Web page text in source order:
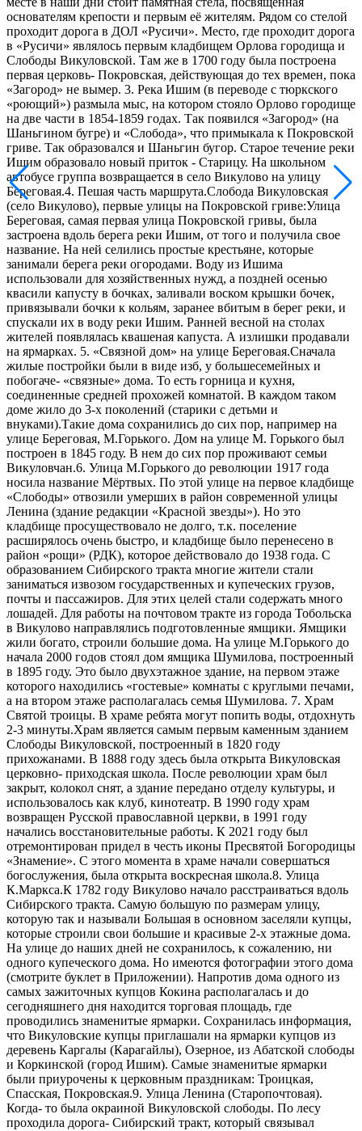
основателям крепости и первым её жителям. Рядом со стелой
проходит дорога в ДОЛ «Русичи». Место, где проходит дорога
в «Русичи» являлось первым кладбищем Орлова городища и
Слободы Викуловской. Там же в 1700 году была построена
первая церковь- Покровская, действующая до тех времен, пока
«Загород» не вымер. 3. Река Ишим (в переводе с тюркского
«роющий») размыла мыс, на котором стояло Орлово городище
на две части в 1854-1859 годах. Так появился «Загород» (на
Шаньгином бугре) и «Слобода», что примыкала к Покровской
гриве. Так образовался и Шаньгин бугор. Старое течение реки
Ишим образовало новый приток - Старицу. На школьном
автобусе группа возвращается в село Викулово на улицу
Береговая.4. Пешая часть маршрута.Слобода Викуловская
(село Викулово), первые улицы на Покровской гриве:Улица
Береговая, самая первая улица Покровской гривы, была
застроена вдоль берега реки Ишим, от того и получила свое
название. На ней селились простые крестьяне, которые
занимали берега реки огородами. Воду из Ишима
использовали для хозяйственных нужд, а поздней осенью
квасили капусту в бочках, заливали воском крышки бочек,
привязывали бочки к кольям, заранее вбитым в берег реки, и
спускали их в воду реки Ишим. Ранней весной на столах
жителей появлялась квашеная капуста. А излишки продавали
на ярмарках. 5. «Связной дом» на улице Береговая.Сначала
жилые постройки были в виде изб, у большесемейных и
побогаче- «связные» дома. То есть горница и кухня,
соединенные средней прохожей комнатой. В каждом таком
доме жило до 3-х поколений (старики с детьми и
внуками).Такие дома сохранились до сих пор, например на
улице Береговая, М.Горького. Дом на улице М. Горького был
построен в 1845 году. В нем до сих пор проживают семьи
Викуловчан.6. Улица М.Горького до революции 1917 года
носила название Мёртвых. По этой улице на первое кладбище
«Слободы» отвозили умерших в район современной улицы
Ленина (здание редакции «Красной звезды»). Но это
кладбище просуществовало не долго, т.к. поселение
расширялось очень быстро, и кладбище было перенесено в
район «рощи» (РДК), которое действовало до 1938 года. С
образованием Сибирского тракта многие жители стали
заниматься извозом государственных и купеческих грузов,
почты и пассажиров. Для этих целей стали содержать много
лошадей. Для работы на почтовом тракте из города Тобольска
в Викулово направлялись подготовленные ямщики. Ямщики
жили богато, строили большие дома. На улице М.Горького до
начала 2000 годов стоял дом ямщика Шумилова, построенный
в 1895 году. Это было двухэтажное здание, на первом этаже
которого находились «гостевые» комнаты с круглыми печами,
а на втором этаже располагалась семья Шумилова. 7. Храм
Святой троицы. В храме ребята могут попить воды, отдохнуть
2-3 минуты.Храм является самым первым каменным зданием
Слободы Викуловской, построенный в 1820 году
прихожанами. В 1888 году здесь была открыта Викуловская
церковно- приходская школа. После революции храм был
закрыт, колокол снят, а здание передано отделу культуры, и
использовалось как клуб, кинотеатр. В 1990 году храм
возвращен Русской православной церкви, в 1991 году
начались восстановительные работы. К 2021 году был
отремонтирован придел в честь иконы Пресвятой Богородицы
«Знамение». С этого момента в храме начали совершаться
богослужения, была открыта воскресная школа.8. Улица
К.Маркса.К 1782 году Викулово начало расстраиваться вдоль
Сибирского тракта. Самую большую по размерам улицу,
которую так и называли Большая в основном заселяли купцы,
которые строили свои большие и красивые 2-х этажные дома.
На улице до наших дней не сохранилось, к сожалению, ни
одного купеческого дома. Но имеются фотографии этого дома
(смотрите буклет в Приложении). Напротив дома одного из
самых зажиточных купцов Кокина располагалась и до
сегодняшнего дня находится торговая площадь, где
проводились знаменитые ярмарки. Сохранилась информация,
что Викуловские купцы приглашали на ярмарки купцов из
деревень Каргалы (Карагайлы), Озерное, из Абатской слободы
и Коркинской (город Ишим). Самые знаменитые ярмарки
были приурочены к церковным праздникам: Троицкая,
Спасская, Покровская.9. Улица Ленина (Старопочтовая).
Когда- то была окраиной Викуловской слободы. По лесу
проходила дорога- Сибирский тракт, который связывал